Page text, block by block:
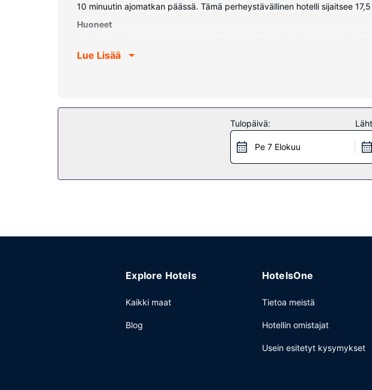
10 minuutin ajomatkan päässä. Tämä perheystävällinen hotelli sijaitsee
Huoneet
kylpyhuone, ja sen varusteluun kuuluu kylpyamme tai suihku, ilmaiset
kuuluu muun muassa ilmainen langaton internetyhteys, televisio yleisissä
TownePlace Suites by Marriott Medicine Hat tarjoaa asiakkailleen
Lue Lisää
Tulopäivä:
Pe 7 Elokuu
Explore Hotels
Kaikki maat
Blog
HotelsOne
Tietoa meistä
Hotellin omistajat
Usein esitetyt kysymykset